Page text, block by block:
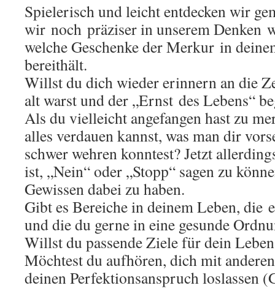
Spielerisch und leicht entdecken wir
wir noch präziser in unserem Denken
welche Geschenke der Merkur in
bereithält.
Willst du dich wieder erinnern an die
alt warst und der „Ernst des Lebens“
Als du vielleicht angefangen hast zu
alles verdauen kannst, was man dir
schwer wehren konntest? Jetzt
ist, „Nein“ oder „Stopp“ sagen zu
Gewissen dabei zu haben.
Gibt es Bereiche in deinem Leben, die
und die du gerne in eine gesunde
Willst du passende Ziele für dein
Möchtest du aufhören, dich mit
deinen Perfektionsanspruch loslassen